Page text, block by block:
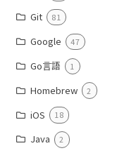
Git 81
Google 47
Go言語 1
Homebrew 2
iOS 18
Java 2